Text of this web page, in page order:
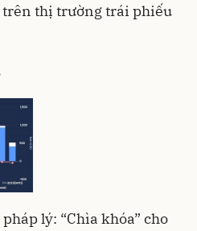
trên thị trường trái phiếu
lý: “Chìa khóa” cho